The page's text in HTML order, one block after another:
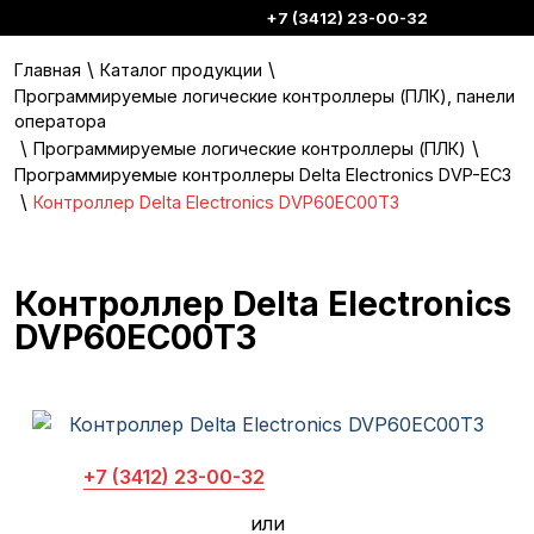
+7 (3412) 23-00-32
Главная \ Каталог продукции \
Программируемые логические контроллеры (ПЛК), панели
оператора
\ Программируемые логические контроллеры (ПЛК) \
Программируемые контроллеры Delta Electronics DVP-EC3
\ Контроллер Delta Electronics DVP60EC00T3
Контроллер Delta Electronics
DVP60EC00T3
+7 (3412) 23-00-32
или